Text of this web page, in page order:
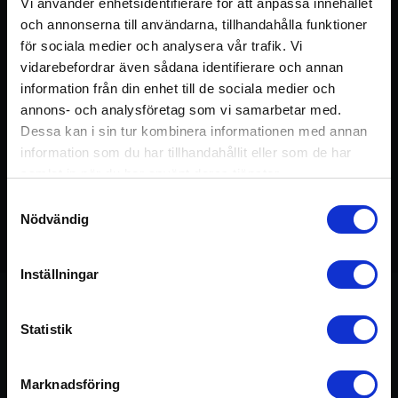
Vi använder enhetsidentifierare för att anpassa innehållet
och annonserna till användarna, tillhandahålla funktioner
för sociala medier och analysera vår trafik. Vi
vidarebefordrar även sådana identifierare och annan
information från din enhet till de sociala medier och
annons- och analysföretag som vi samarbetar med.
Dessa kan i sin tur kombinera informationen med annan
information som du har tillhandahållit eller som de har
Nödvändig
Inställningar
Statistik
Marknadsföring